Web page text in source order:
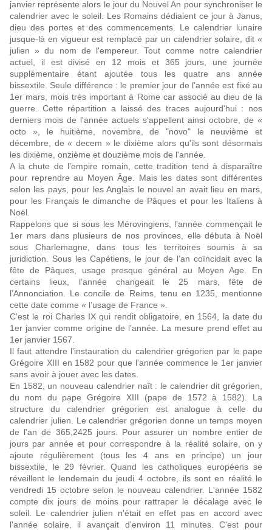
janvier représente alors le jour du Nouvel An pour synchroniser le
calendrier avec le soleil. Les Romains dédiaient ce jour à Janus,
dieu des portes et des commencements. Le calendrier lunaire
jusque-là en vigueur est remplacé par un calendrier solaire, dit «
julien » du nom de l'empereur. Tout comme notre calendrier
actuel, il est divisé en 12 mois et 365 jours, une journée
supplémentaire étant ajoutée tous les quatre ans année
bissextile. Seule différence : le premier jour de l'année est fixé au
1er mars, mois très important à Rome car associé au dieu de la
guerre. Cette répartition a laissé des traces aujourd'hui : nos
derniers mois de l'année actuels s'appellent ainsi octobre, de «
octo », le huitième, novembre, de "novo" le neuvième et
décembre, de « decem » le dixième alors qu'ils sont désormais
les dixième, onzième et douzième mois de l'année.
A la chute de l’empire romain, cette tradition tend à disparaître
pour reprendre au Moyen Âge. Mais les dates sont différentes
selon les pays, pour les Anglais le nouvel an avait lieu en mars,
pour les Français le dimanche de Pâques et pour les Italiens à
Noël.
Rappelons que si sous les Mérovingiens, l’année commençait le
1er mars dans plusieurs de nos provinces, elle débuta à Noël
sous Charlemagne, dans tous les territoires soumis à sa
juridiction. Sous les Capétiens, le jour de l’an coïncidait avec la
fête de Pâques, usage presque général au Moyen Age. En
certains lieux, l’année changeait le 25 mars, fête de
l’Annonciation. Le concile de Reims, tenu en 1235, mentionne
cette date comme « l’usage de France ».
C’est le roi Charles IX qui rendit obligatoire, en 1564, la date du
1er janvier comme origine de l’année. La mesure prend effet au
1er janvier 1567.
Il faut attendre l'instauration du calendrier grégorien par le pape
Grégoire XIII en 1582 pour que l'année commence le 1er janvier
sans avoir à jouer avec les dates.
En 1582, un nouveau calendrier naît : le calendrier dit grégorien,
du nom du pape Grégoire XIII (pape de 1572 à 1582). La
structure du calendrier grégorien est analogue à celle du
calendrier julien. Le calendrier grégorien donne un temps moyen
de l'an de 365,2425 jours. Pour assurer un nombre entier de
jours par année et pour correspondre à la réalité solaire, on y
ajoute régulièrement (tous les 4 ans en principe) un jour
bissextile, le 29 février. Quand les catholiques européens se
réveillent le lendemain du jeudi 4 octobre, ils sont en réalité le
vendredi 15 octobre selon le nouveau calendrier. L'année 1582
compte dix jours de moins pour rattraper le décalage avec le
soleil. Le calendrier julien n'était en effet pas en accord avec
l'année solaire, il avançait d'environ 11 minutes. C'est pour